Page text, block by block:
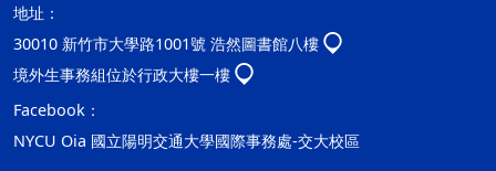
地址：
30010 新竹市大學路1001號 浩然圖書館八樓
境外生事務組位於行政大樓一樓
Facebook：
NYCU Oia 國立陽明交通大學國際事務處-交大校區